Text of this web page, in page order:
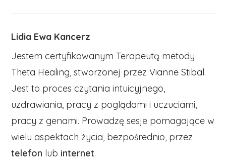
Lidia Ewa Kancerz
Jestem certyfikowanym Terapeutą metody
Theta Healing, stworzonej przez Vianne Stibal.
Jest to proces czytania intuicyjnego,
uzdrawiania, pracy z poglądami i uczuciami,
pracy z genami. Prowadzę sesje pomagające w
wielu aspektach życia, bezpośrednio, przez
telefon lub internet.